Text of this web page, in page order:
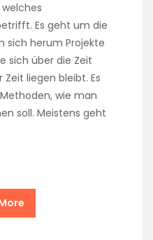
Es geht um die
sich herum Projekte
sich über die Zeit
liegen bleibt. Es
wie man
soll. Meistens geht